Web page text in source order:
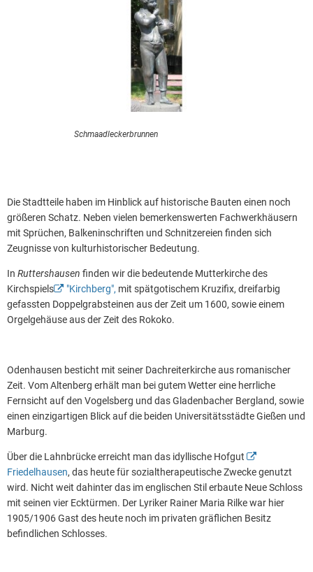
Schmaadleckerbrunnen
Die Stadtteile haben im Hinblick auf historische Bauten einen noch
größeren Schatz. Neben vielen bemerkenswerten Fachwerkhäusern
mit Sprüchen, Balkeninschriften und Schnitzereien finden sich
Zeugnisse von kulturhistorischer Bedeutung.
In Ruttershausen finden wir die bedeutende Mutterkirche des
Kirchspiels
"Kirchberg", mit spätgotischem Kruzifix, dreifarbig
gefassten Doppelgrabsteinen aus der Zeit um 1600, sowie einem
Orgelgehäuse aus der Zeit des Rokoko.
Odenhausen besticht mit seiner Dachreiterkirche aus romanischer
Zeit. Vom Altenberg erhält man bei gutem Wetter eine herrliche
Fernsicht auf den Vogelsberg und das Gladenbacher Bergland, sowie
einen einzigartigen Blick auf die beiden Universitätsstädte Gießen und
Marburg.
Über die Lahnbrücke erreicht man das idyllische Hofgut
Friedelhausen, das heute für sozialtherapeutische Zwecke genutzt
wird. Nicht weit dahinter das im englischen Stil erbaute Neue Schloss
mit seinen vier Ecktürmen. Der Lyriker Rainer Maria Rilke war hier
1905/1906 Gast des heute noch im privaten gräflichen Besitz
befindlichen Schlosses.